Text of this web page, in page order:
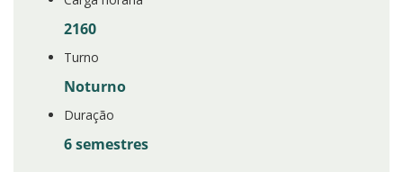
2160
Turno
Noturno
Duração
6 semestres